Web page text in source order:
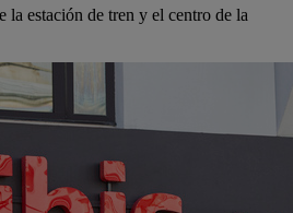
la estación de tren y el centro de la